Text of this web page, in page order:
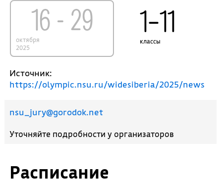
Расписание
16 - 29
октября
2025
1–11
классы
Источник:
https://olympic.nsu.ru/widesiberia/2025/news
nsu_jury@gorodok.net
Уточняйте подробности у организаторов